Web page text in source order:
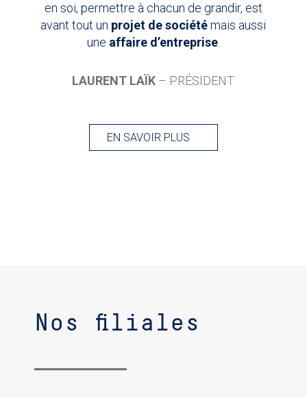
en soi, permettre à chacun de grandir, est
avant tout un projet de sociétémais aussi
une affaire d’entreprise.
LAURENT LAÏK – PRÉSIDENT
EN SAVOIR PLUS
Nos filiales